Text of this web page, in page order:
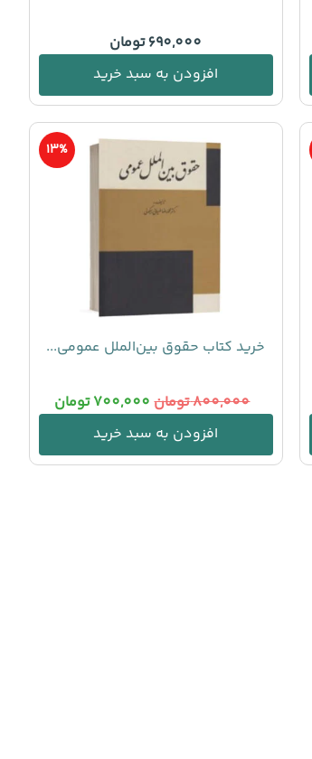
690,000تومان
افزودن به سبد خرید
13%
خرید کتاب حقوق بین‌الملل عمومی...
800,000تومان 700,000تومان
افزودن به سبد خرید